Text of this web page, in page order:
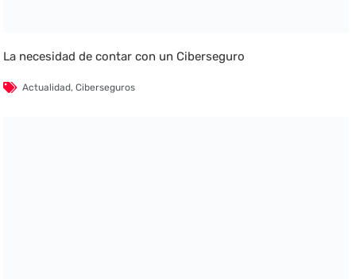
La necesidad de contar con un Ciberseguro
Actualidad,Ciberseguros